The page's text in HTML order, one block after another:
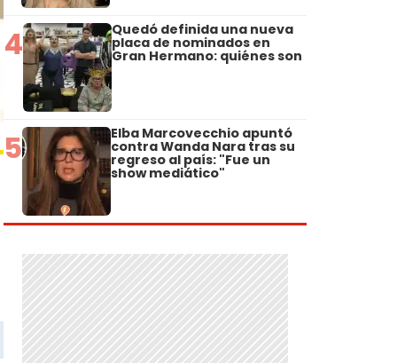
4 Quedó definida una nueva
placa de nominados en
Gran Hermano: quiénes son
5 Elba Marcovecchio apuntó
contra Wanda Nara tras su
regreso al país: "Fue un
show mediático"